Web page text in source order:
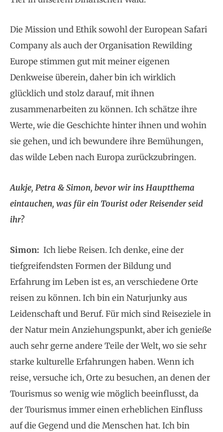
Die Mission und Ethik sowohl der European Safari
Company als auch der Organisation Rewilding
Europe stimmen gut mit meiner eigenen
Denkweise überein, daher bin ich wirklich
glücklich und stolz darauf, mit ihnen
zusammenarbeiten zu können. Ich schätze ihre
Werte, wie die Geschichte hinter ihnen und wohin
sie gehen, und ich bewundere ihre Bemühungen,
das wilde Leben nach Europa zurückzubringen.
Aukje, Petra & Simon, bevor wir ins Hauptthema
eintauchen, was für ein Tourist oder Reisender seid
ihr?
Simon: Ich liebe Reisen. Ich denke, eine der
tiefgreifendsten Formen der Bildung und
Erfahrung im Leben ist es, an verschiedene Orte
reisen zu können. Ich bin ein Naturjunky aus
Leidenschaft und Beruf. Für mich sind Reiseziele in
der Natur mein Anziehungspunkt, aber ich genieße
auch sehr gerne andere Teile der Welt, wo sie sehr
starke kulturelle Erfahrungen haben. Wenn ich
reise, versuche ich, Orte zu besuchen, an denen der
Tourismus so wenig wie möglich beeinflusst, da
der Tourismus immer einen erheblichen Einfluss
auf die Gegend und die Menschen hat. Ich bin